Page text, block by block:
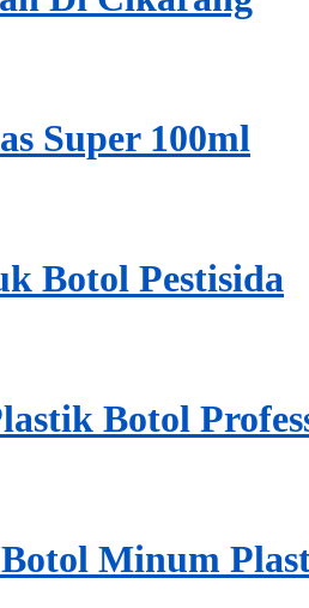
Super 100ml
Botol Pestisida
Botol
Minum